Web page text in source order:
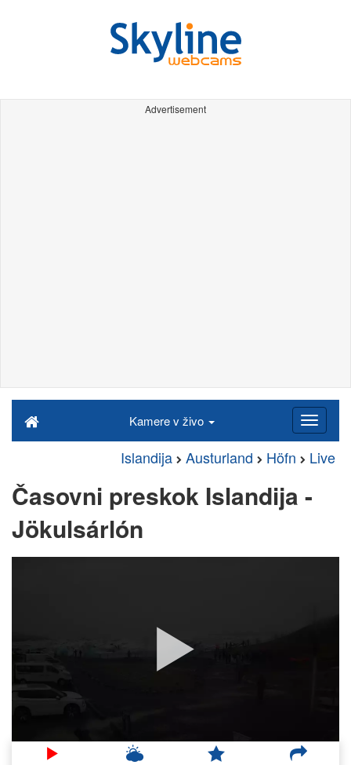
Advertisement
Kamere v živo
Islandija Austurland Höfn Live
Časovni preskok Islandija -
Jökulsárlón